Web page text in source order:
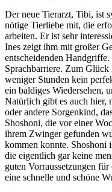
Der neue Tierarzt, Tibi, ist
nötige Tierliebe mit, die
arbeiten. Er ist sehr
Ines zeigt ihm mit großer
entscheidenden
Sprachbarriere. Zum Glück
weniger Stunden kein
ein baldiges Wiedersehen,
Natürlich gibt es auch hier,
oder andere Sorgenkind,
Shoshoni, die vor einer
ihrem Zwinger gefunden
kommen konnte. Shoshoni
die eigentlich gar keine
guten Vorraussetzungen
eine schnelle und schöne